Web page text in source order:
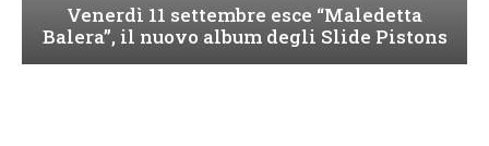
Venerdì 11 settembre esce “Maledetta
Balera”, il nuovo album degli Slide Pistons